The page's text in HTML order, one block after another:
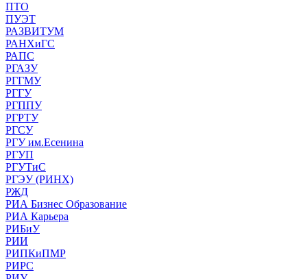
ПТО
ПУЭТ
РАЗВИТУМ
РАНХиГС
РАПС
РГАЗУ
РГГМУ
РГГУ
РГППУ
РГРТУ
РГСУ
РГУ им.Есенина
РГУП
РГУТиС
РГЭУ (РИНХ)
РЖД
РИА Бизнес Образование
РИА Карьера
РИБиУ
РИИ
РИПКиПМР
РИРС